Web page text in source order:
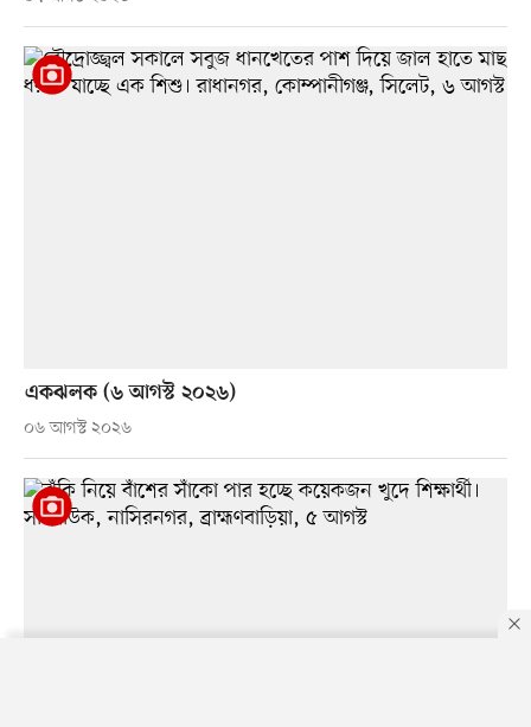
একঝলক (৬ আগস্ট ২০২৬)
০৬ আগস্ট ২০২৬